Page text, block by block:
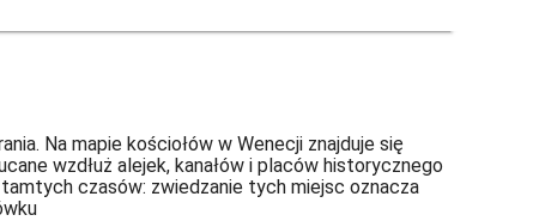
Na mapie kościołów w Wenecji znajduje się
wzdłuż alejek, kanałów i placów historycznego
czasów: zwiedzanie tych miejsc oznacza